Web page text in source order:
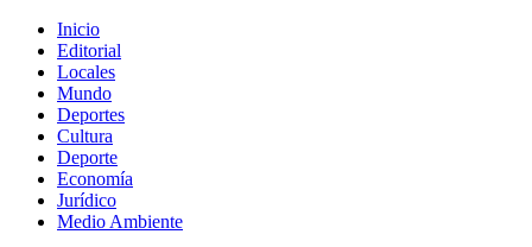
Inicio
Editorial
Locales
Mundo
Deportes
Cultura
Deporte
Economía
Jurídico
Medio Ambiente